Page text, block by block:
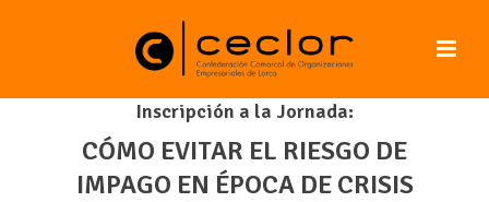
Inscripción a la Jornada:
CÓMO EVITAR EL RIESGO DE
IMPAGO EN ÉPOCA DE CRISIS